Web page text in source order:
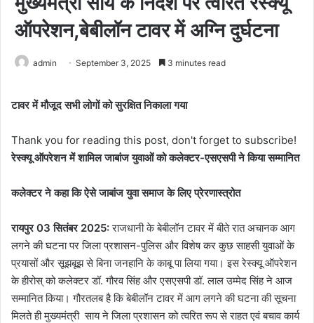
ऑपरेशन,बेबीलॉन टावर में अग्नि दुर्घटना
admin September 3, 2025 3 minutes read
टावर में मौजूद सभी लोगों को सुरक्षित निकाला गया
Thank you for reading this post, don't forget to subscribe!
रेस्क्यू ऑपरेशन में शामिल जाबांज युवाओं को कलेक्टर-एसएसपी ने किया सम्मानित
कलेक्टर ने कहा कि ऐसे जाबांज युवा समाज के लिए प्रेरणास्त्रोत
रायपुर 03 सितंबर 2025:राजधानी के बेबीलॉन टावर में बीते रात अचानक आग
लगने की घटना पर जिला प्रशासन-पुलिस और विशेष कर कुछ साहसी युवाओं के
प्रयासों और सूझबूझ से बिना जनहानि के काबू पा लिया गया। इस रेस्क्यू ऑपरेशन
के हीरोस् को कलेक्टर डॉ. गौरव सिंह और एसएसपी डॉ. लाल उम्मेद सिंह ने आज
सम्मानित किया। गौरतलब है कि बेबीलॉन टावर में आग लगने की घटना की सूचना
मिलते ही मुख्यमंत्री साय ने जिला प्रशासन को त्वरित रूप से राहत एवं बचाव कार्य